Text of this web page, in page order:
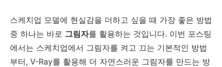
스케치업 모델에 현실감을 더하고 싶을 때 가장 좋은 방법
중 하나는 바로 그림자를 활용하는 것입니다. 이번 포스팅
에서는 스케치업에서 그림자를 켜고 끄는 기본적인 방법
부터, V-Ray를 활용해 더 자연스러운 그림자를 만드는 방